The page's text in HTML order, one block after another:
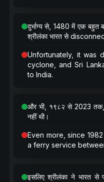
दुर्भाग्य से, 1480 में एक
श्रीलंका भारत से
Unfortunately, it was
cyclone, and Sri
to India.
और भी, १९८२ से 2023
नहीं थी।
Even more, since
a ferry service
इसलिए श्रीलंका ने भारत